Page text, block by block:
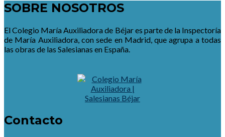
SOBRE NOSOTROS
El Colegio María Auxiliadora de Béjar es parte de la Inspectoría
de María Auxiliadora, con sede en Madrid, que agrupa a todas
las obras de las Salesianas en España.
Contacto